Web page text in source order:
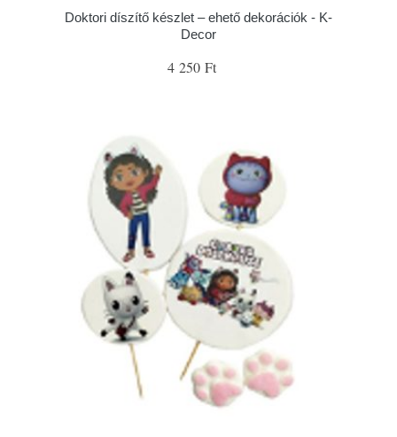
Doktori díszítő készlet – ehető dekorációk - K-
Decor
4 250 Ft